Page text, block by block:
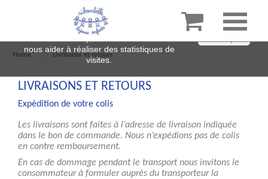
Home Livraisons et retours
LIVRAISONS ET RETOURS
Expédition de votre colis
Les livraisons sont faites à l’adresse de livraison indiquée
dans le bon de commande. Nous n’expédions pas de colis
en contre remboursement.
En cas de dommage pendant le transport nous invitons le
consommateur à formuler auprès du transporteur la
En poursuivant votre navigation sur ce site,
vous acceptez l’utilisation de cookies pour
améliorer votre expérience sur notre site et
nous aider à réaliser des statistiques de
visites.
